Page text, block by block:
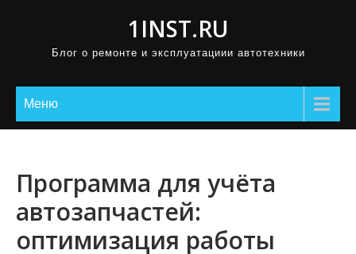
1INST.RU
Блог о ремонте и эксплуатациии автотехники
Меню
Программа для учёта
автозапчастей:
оптимизация работы